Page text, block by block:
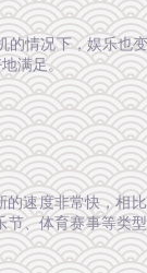
情况下，娱乐也
满足。
速度非常快，相
、体育赛事等类